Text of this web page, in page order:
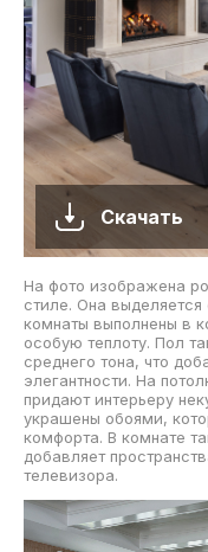
Скачать
На фото изображена
стиле. Она
комнаты выполнены в
особую теплоту. Пол
среднего тона, что
элегантности. На
придают интерьеру
украшены обоями,
комфорта. В комнате
добавляет
телевизора.